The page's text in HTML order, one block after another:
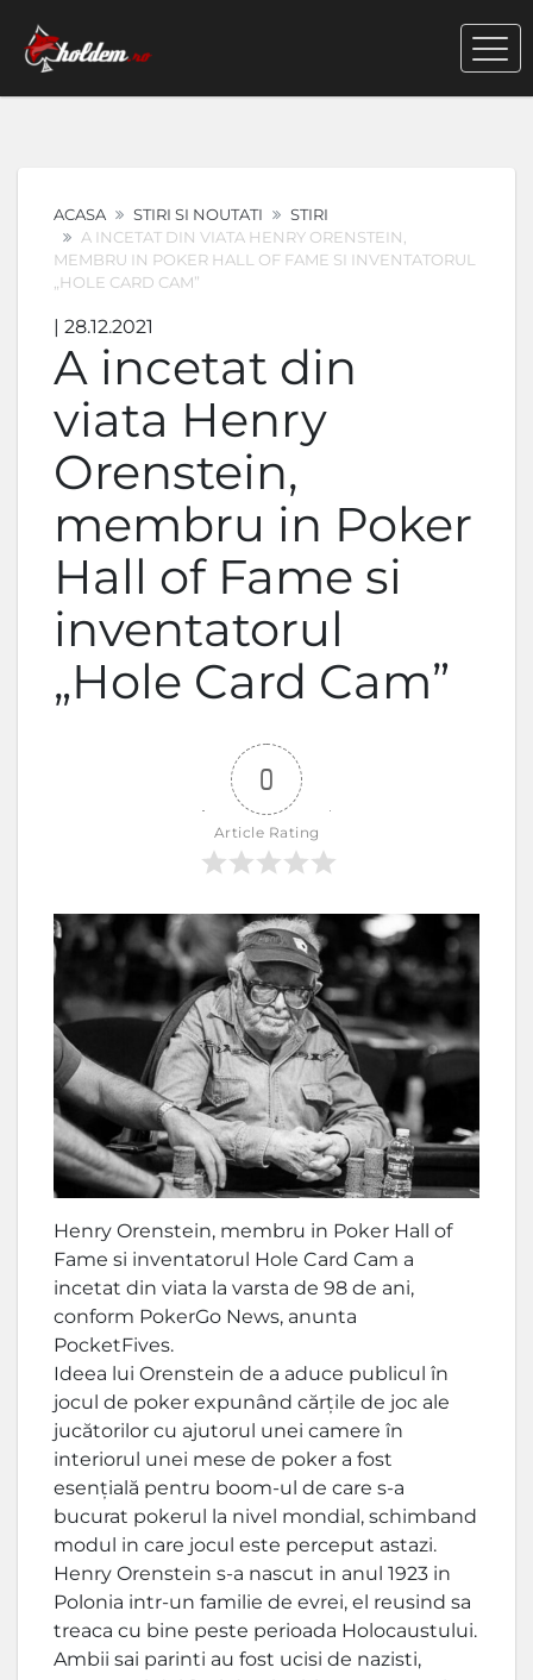
ACASA STIRI SI NOUTATI
STIRI
A INCETAT DIN VIATA HENRY ORENSTEIN,
MEMBRU IN POKER HALL OF FAME SI INVENTATORUL
„HOLE CARD CAM”
| 28.12.2021
A incetat din
viata Henry
Orenstein,
membru in Poker
Hall of Fame si
inventatorul
„Hole Card Cam”
0
Article Rating
Henry Orenstein, membru in Poker Hall of
Fame si inventatorul Hole Card Cam a
incetat din viata la varsta de 98 de ani,
conform PokerGo News, anunta
PocketFives.
Ideea lui Orenstein de a aduce publicul în
jocul de poker expunând cărțile de joc ale
jucătorilor cu ajutorul unei camere în
interiorul unei mese de poker a fost
esențială pentru boom-ul de care s-a
bucurat pokerul la nivel mondial, schimband
modul in care jocul este perceput astazi.
Henry Orenstein s-a nascut in anul 1923 in
Polonia intr-un familie de evrei, el reusind sa
treaca cu bine peste perioada Holocaustului.
Ambii sai parinti au fost ucisi de nazisti,